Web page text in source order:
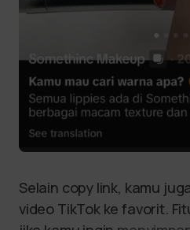
Selain copy link, kamu
video TikTok ke favorit.